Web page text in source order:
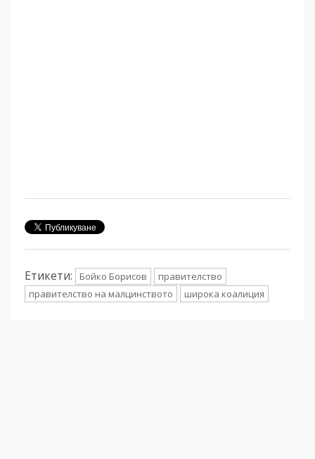
Етикети: Бойко Борисов
правителство
правителство на малцинството
широка коалиция